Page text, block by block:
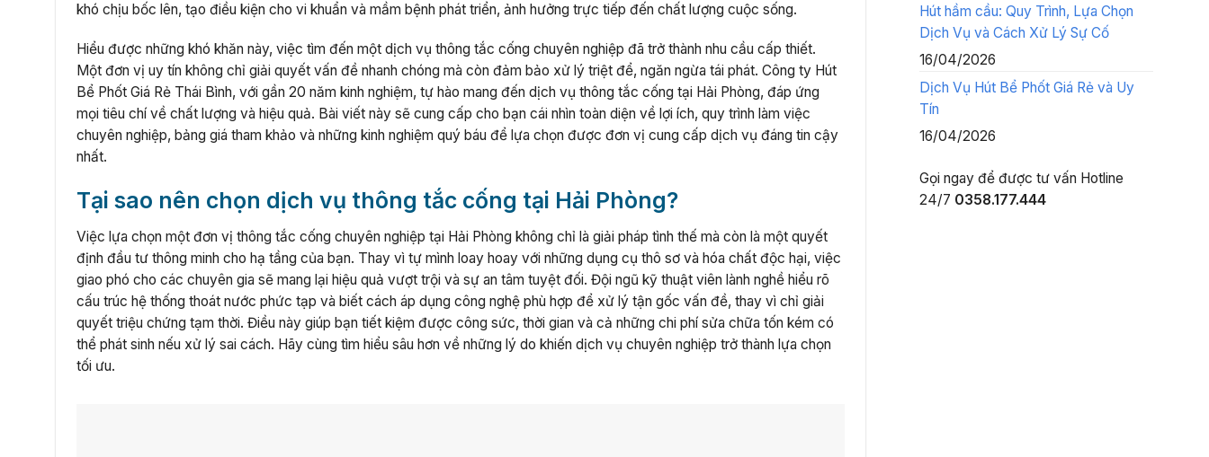
khó chịu bốc lên, tạo điều kiện cho vi khuẩn và mầm bệnh phát triển, ảnh hưởng trực tiếp đến chất lượng cuộc sống.
Hiểu được những khó khăn này, việc tìm đến một dịch vụ thông tắc cống chuyên nghiệp đã trở thành nhu cầu cấp thiết.
Một đơn vị uy tín không chỉ giải quyết vấn đề nhanh chóng mà còn đảm bảo xử lý triệt để, ngăn ngừa tái phát. Công ty Hút
Bể Phốt Giá Rẻ Thái Bình, với gần 20 năm kinh nghiệm, tự hào mang đến dịch vụ thông tắc cống tại Hải Phòng, đáp ứng
mọi tiêu chí về chất lượng và hiệu quả. Bài viết này sẽ cung cấp cho bạn cái nhìn toàn diện về lợi ích, quy trình làm việc
chuyên nghiệp, bảng giá tham khảo và những kinh nghiệm quý báu để lựa chọn được đơn vị cung cấp dịch vụ đáng tin cậy
nhất.
Tại sao nên chọn dịch vụ thông tắc cống tại Hải Phòng?
Việc lựa chọn một đơn vị thông tắc cống chuyên nghiệp tại Hải Phòng không chỉ là giải pháp tình thế mà còn là một quyết
định đầu tư thông minh cho hạ tầng của bạn. Thay vì tự mình loay hoay với những dụng cụ thô sơ và hóa chất độc hại, việc
giao phó cho các chuyên gia sẽ mang lại hiệu quả vượt trội và sự an tâm tuyệt đối. Đội ngũ kỹ thuật viên lành nghề hiểu rõ
cấu trúc hệ thống thoát nước phức tạp và biết cách áp dụng công nghệ phù hợp để xử lý tận gốc vấn đề, thay vì chỉ giải
quyết triệu chứng tạm thời. Điều này giúp bạn tiết kiệm được công sức, thời gian và cả những chi phí sửa chữa tốn kém có
thể phát sinh nếu xử lý sai cách. Hãy cùng tìm hiểu sâu hơn về những lý do khiến dịch vụ chuyên nghiệp trở thành lựa chọn
tối ưu.
Hút hầm cầu: Quy Trình, Lựa Chọn
Dịch Vụ và Cách Xử Lý Sự Cố
16/04/2026
Dịch Vụ Hút Bể Phốt Giá Rẻ và Uy
Tín
16/04/2026
Gọi ngay để được tư vấn Hotline
24/7 0358.177.444